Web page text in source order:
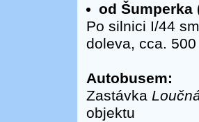
od Šumperka
Po silnici I/44
doleva, cca.
Autobusem:
Zastávka
objektu